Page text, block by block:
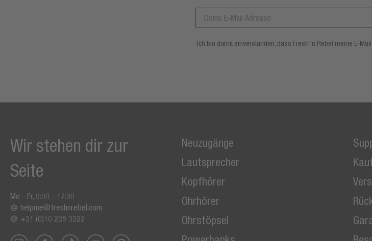
Ich bin damit einverstanden, dass Fresh 'n Rebel meine E-
Neuzugänge
Lautsprecher
Kopfhörer
Ohrhörer
Ohrstöpsel
Wir stehen dir zur
Seite
Mo - Fr, 9:00 - 17:30
helpme@freshnrebel.com
+31 (0)10 238 3322